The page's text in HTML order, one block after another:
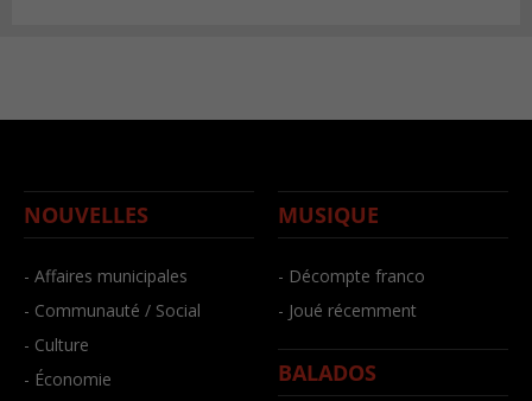
NOUVELLES
- Affaires municipales
- Communauté / Social
- Culture
- Économie
MUSIQUE
- Décompte franco
- Joué récemment
BALADOS